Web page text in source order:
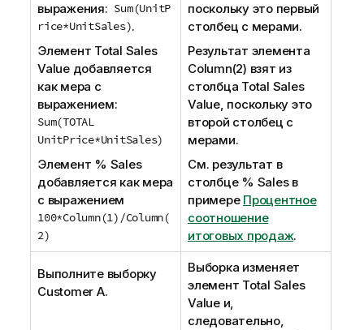
выражения: Sum(UnitP
rice*UnitSales).
Элемент Total Sales
Valueдобавляется
как мера с
выражением:
Sum(TOTAL
UnitPrice*UnitSales)
Элемент % Sales
добавляется как мера
с выражением
100*Column(1)/Column(
2)
поскольку это первый
столбец с мерами.
Результат элемента
Column(2) взят из
столбца Total Sales
Value, поскольку это
второй столбец с
мерами.
См. результат в
столбце % Salesв
примере Процентное
соотношение
итоговых продаж.
Выполните выборку
Customer A.
Выборка изменяет
элемент Total Sales
Valueи,
следовательно,